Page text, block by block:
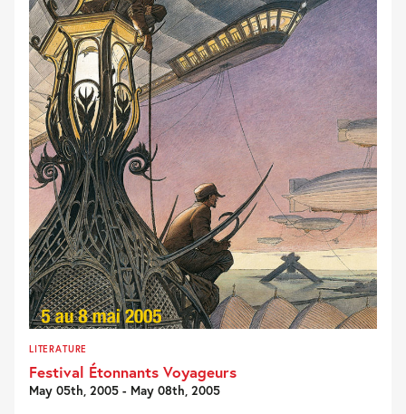
LITERATURE
Festival Étonnants Voyageurs
May 05th, 2005 - May 08th, 2005